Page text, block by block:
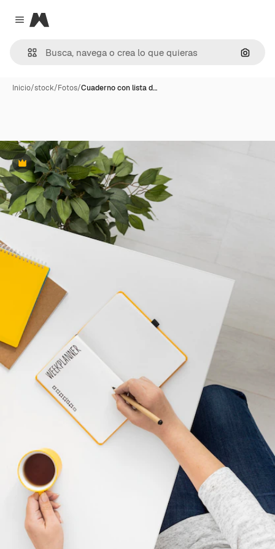
Close menu
Magnific
Inicio/stock/Fotos/Cuaderno con lista d…
Premium